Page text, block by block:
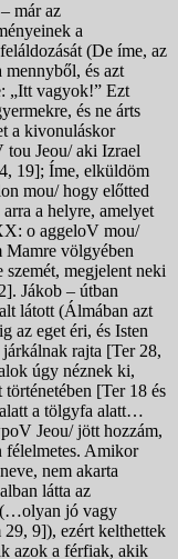
már az
a
(De íme, az
és azt
„Itt vagyok!” Ezt
és ne árts
a kivonuláskor
Jeou/ aki Izrael
19]; Íme, elküldöm
mou/ hogy előtted
a helyre, amelyet
o aggeloV mou/
völgyében
megjelent neki
Jákob – útban
látott (Álmában azt
az eget éri, és Isten
rajta [Ter 28,
úgy néznek ki,
[Ter 18 és
a tölgyfa alatt…
Jeou/ jött hozzám,
félelmetes. Amikor
nem akarta
látta az
(…olyan jó vagy
9]), ezért kelthettek
azok a férfiak, akik